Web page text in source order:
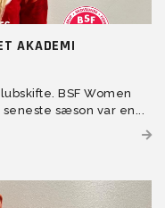
AKADEMI
BSF Women
sæson var en...